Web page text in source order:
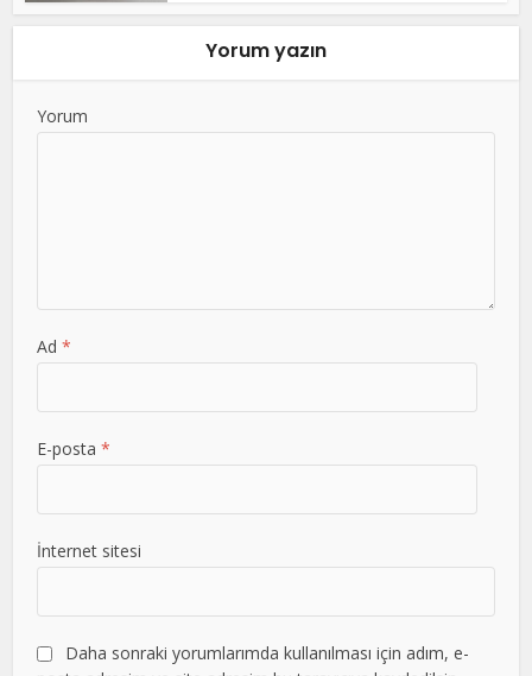
Yorum yazın
Yorum
Ad*
E-posta*
İnternet sitesi
Daha sonraki yorumlarımda kullanılması için adım, e-